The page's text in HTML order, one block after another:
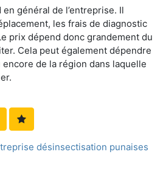
général de l’entreprise. Il
les frais de diagnostic
prix dépend donc grandement du
Cela peut également dépendre
de la région dans laquelle
désinsectisation punaises